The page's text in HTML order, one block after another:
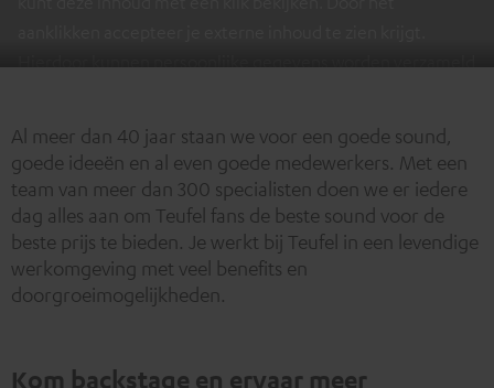
Hierdoor kunnen persoonlijke gegevens worden verzameld
Al meer dan 40 jaar staan we voor een goede sound,
goede ideeën en al even goede medewerkers. Met een
team van meer dan 300 specialisten doen we er iedere
dag alles aan om Teufel fans de beste sound voor de
beste prijs te bieden. Je werkt bij Teufel in een levendige
werkomgeving met veel benefits en
doorgroeimogelijkheden.
Kom backstage en ervaar meer